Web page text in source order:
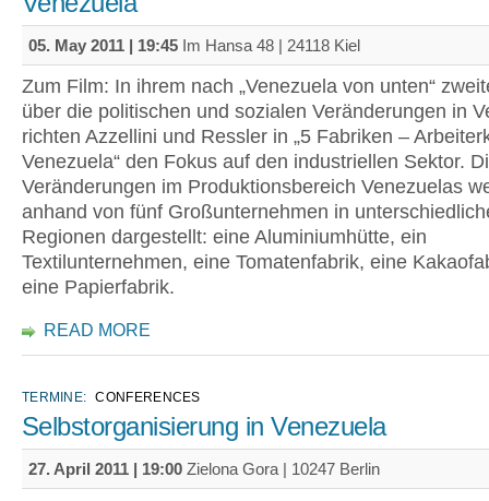
05. May 2011 | 19:45 Im Hansa 48 | 24118 Kiel
Zum Film: In ihrem nach „Venezuela von unten“
über die politischen und sozialen Veränderungen in
richten Azzellini und Ressler in „5 Fabriken –
Venezuela“ den Fokus auf den industriellen Sektor.
Veränderungen im Produktionsbereich Venezuelas
anhand von fünf Großunternehmen in
Regionen dargestellt: eine Aluminiumhütte, ein
Textilunternehmen, eine Tomatenfabrik, eine
eine Papierfabrik.
READ MORE
TERMINE: CONFERENCES
Selbstorganisierung in Venezuela
27. April 2011 | 19:00 Zielona Gora | 10247 Berlin